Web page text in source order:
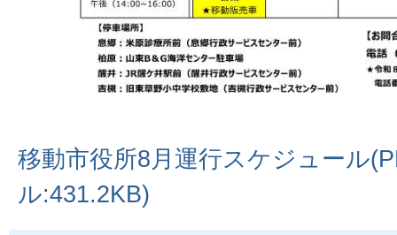
移動市役所8月運行スケジュール
ル:431.2KB)